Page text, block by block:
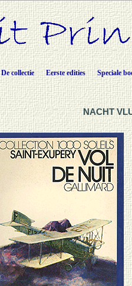
De collectie Eerste edities Speciale
NACHT